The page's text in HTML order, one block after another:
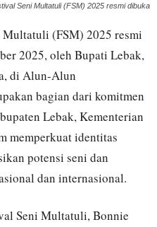
Seni Multatuli (FSM) 2025 resmi dibuka
Multatuli (FSM) 2025 resmi
2025, oleh Bupati Lebak,
di Alun-Alun
bagian dari komitmen
Lebak, Kementerian
memperkuat identitas
potensi seni dan
dan internasional.
Seni Multatuli, Bonnie